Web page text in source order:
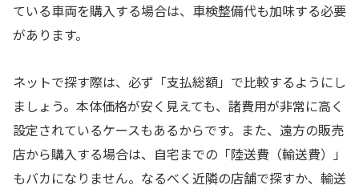
ている車両を購入する場合は、車検整備代も加味する必要
があります。
ネットで探す際は、必ず「支払総額」で比較するようにし
ましょう。本体価格が安く見えても、諸費用が非常に高く
設定されているケースもあるからです。また、遠方の販売
店から購入する場合は、自宅までの「陸送費（輸送費）」
もバカになりません。なるべく近隣の店舗で探すか、輸送